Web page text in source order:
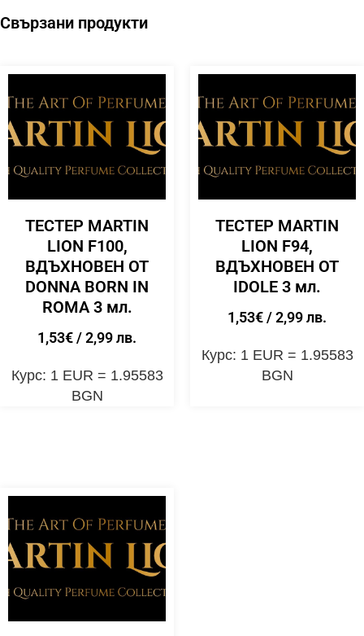
Свързани продукти
ТЕСТЕР MARTIN
LION F100,
ВДЪХНОВЕН ОТ
DONNA BORN IN
ROMA 3 мл.
1,53€/ 2,99 лв.
Курс: 1 EUR = 1.95583
BGN
ТЕСТЕР MARTIN
LION F94,
ВДЪХНОВЕН ОТ
IDOLE 3 мл.
1,53€/ 2,99 лв.
Курс: 1 EUR = 1.95583
BGN